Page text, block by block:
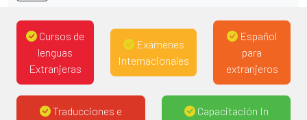
Cursos de
lenguas
Extranjeras
Exámenes
Internacionales
Español
para
extranjeros
Traducciones e
Capacitación In